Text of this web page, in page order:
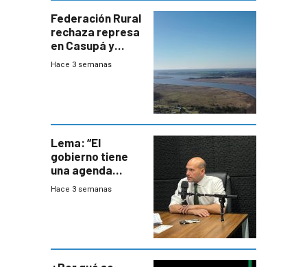
Federación Rural
rechaza represa
en Casupá y
firma demanda
Hace 3 semanas
Lema: “El
gobierno tiene
una agenda
destructiva”
Hace 3 semanas